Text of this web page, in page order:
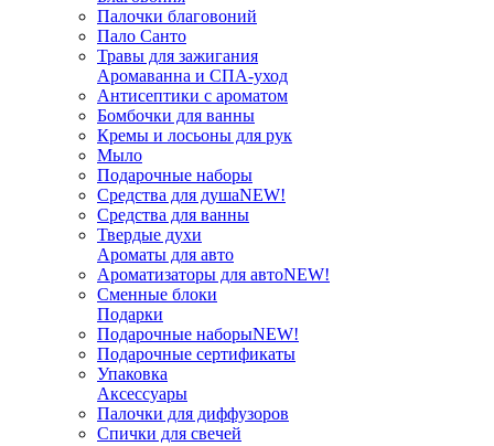
Палочки благовоний
Пало Санто
Травы для зажигания
Аромаванна и СПА-уход
Антисептики с ароматом
Бомбочки для ванны
Кремы и лосьоны для рук
Мыло
Подарочные наборы
Средства для душаNEW!
Средства для ванны
Твердые духи
Ароматы для авто
Ароматизаторы для автоNEW!
Сменные блоки
Подарки
Подарочные наборыNEW!
Подарочные сертификаты
Упаковка
Аксессуары
Палочки для диффузоров
Спички для свечей